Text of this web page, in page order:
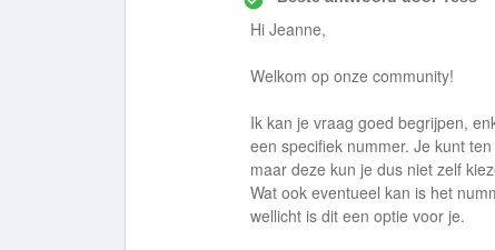
Hi Jeanne,
Welkom op onze community!
Ik kan je vraag goed begrijpen,
een specifiek nummer. Je kunt
maar deze kun je dus niet zelf
Wat ook eventueel kan is het
wellicht is dit een optie voor je.